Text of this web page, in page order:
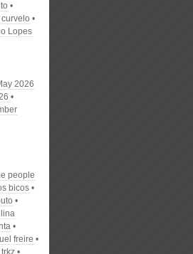
Lopes
2026
people
bicos
lina
freire
trkz